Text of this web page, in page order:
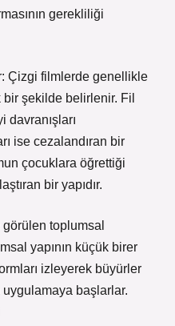
gerekliliği
Çizgi filmlerde genellikle
bir şekilde belirlenir. Fil
davranışları
ise cezalandıran bir
çocuklara öğrettiği
bir yapıdır.
toplumsal
yapının küçük birer
izleyerek büyürler
başlarlar.